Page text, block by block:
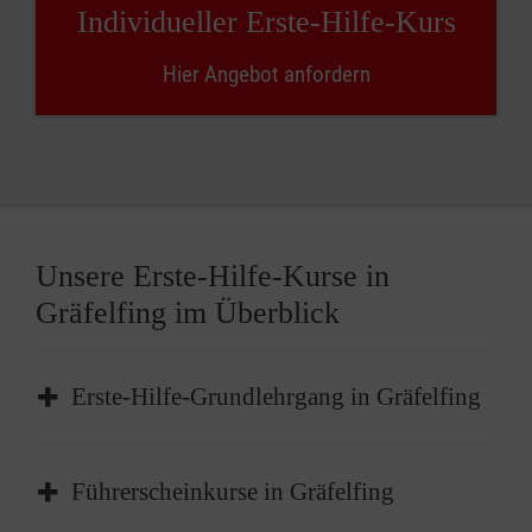
Individueller Erste-Hilfe-Kurs
Hier Angebot anfordern
Unsere Erste-Hilfe-Kurse in
Gräfelfing im Überblick
Erste-Hilfe-Grundlehrgang in Gräfelfing
Der Erste-Hilfe-Grundlehrgang in Gräfelfing ist
für die Grundlagen der
Führerscheinkurse in Gräfelfing